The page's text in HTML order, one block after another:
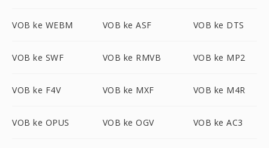
VOB ke WEBM VOB ke ASF VOB ke DTS
VOB ke SWF VOB ke RMVB VOB ke MP2
VOB ke F4V VOB ke MXF VOB ke M4R
VOB ke OPUS VOB ke OGV VOB ke AC3